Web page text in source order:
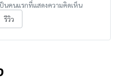
นคนแรกที่แสดงความคิดเห็น
รีวิว